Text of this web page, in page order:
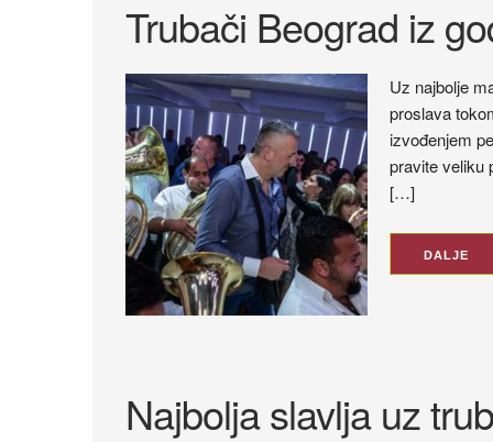
Trubači Beograd iz
Uz najbolje
proslava
izvođenjem
pravite veliku
[…]
DALJE
Najbolja slavlja uz